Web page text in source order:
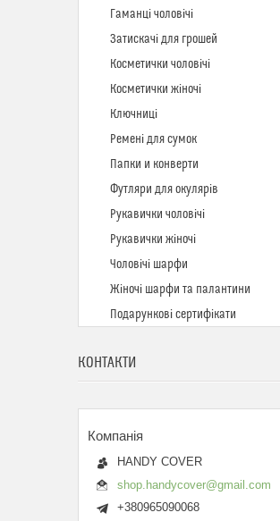
Гаманці чоловічі
Затискачі для грошей
Косметички чоловічі
Косметички жіночі
Ключниці
Ремені для сумок
Папки и конверти
Футляри для окулярів
Рукавички чоловічі
Рукавички жіночі
Чоловічі шарфи
Жіночі шарфи та палантини
Подарункові сертифікати
КОНТАКТИ
HANDY COVER
shop.handycover@gmail.com
+380965090068